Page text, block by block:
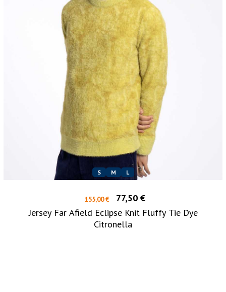
S M L
155,00 €
77,50 €
Jersey Far Afield Eclipse Knit Fluffy Tie Dye
Citronella